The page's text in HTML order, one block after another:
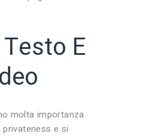
E
molta importanza
e si